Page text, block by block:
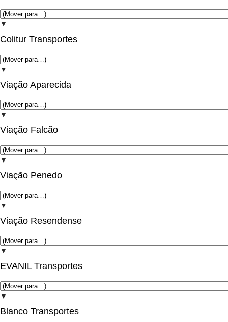
▼
Colitur Transportes
▼
Viação Aparecida
▼
Viação Falcão
▼
Viação Penedo
▼
Viação Resendense
▼
EVANIL Transportes
▼
Blanco Transportes